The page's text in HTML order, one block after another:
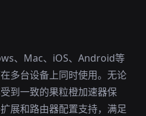
、Mac、iOS、Android等
多台设备上同时使用。无论
到一致的果粒橙加速器保
展和路由器配置支持，满足